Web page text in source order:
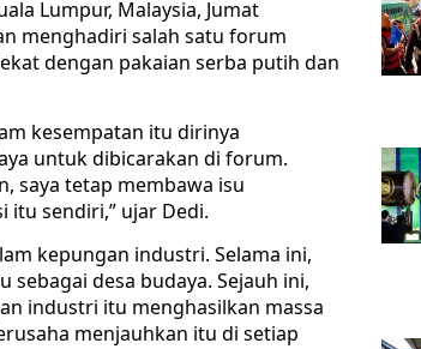
Lumpur, Malaysia, Jumat
menghadiri salah satu forum
dengan pakaian serba putih dan
kesempatan itu dirinya
untuk dibicarakan di forum.
saya tetap membawa isu
itu sendiri,” ujar Dedi.
kepungan industri. Selama ini,
desa budaya. Sejauh ini,
industri itu menghasilkan massa
menjauhkan itu di setiap